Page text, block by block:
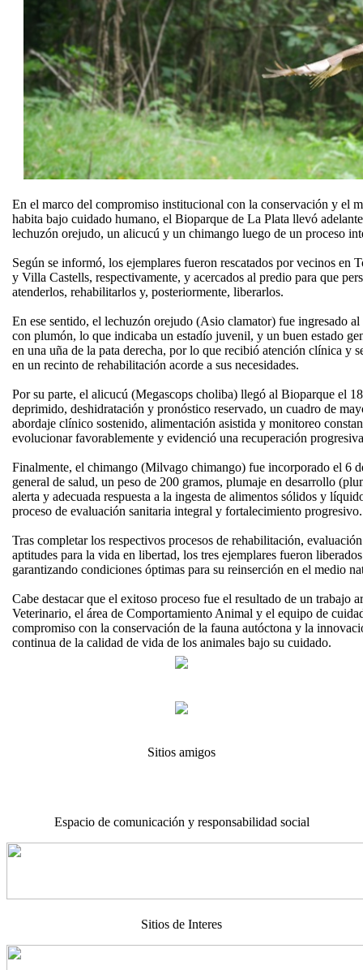
En el marco del compromiso institucional con la conservación y el
habita bajo cuidado humano, el Bioparque de La Plata llevó
lechuzón orejudo, un alicucú y un chimango luego de un proceso
Según se informó, los ejemplares fueron rescatados por vecinos en
y Villa Castells, respectivamente, y acercados al predio para que
atenderlos, rehabilitarlos y, posteriormente, liberarlos.
En ese sentido, el lechuzón orejudo (Asio clamator) fue ingresado
con plumón, lo que indicaba un estadío juvenil, y un buen estado
en una uña de la pata derecha, por lo que recibió atención clínica y
en un recinto de rehabilitación acorde a sus necesidades.
Por su parte, el alicucú (Megascops choliba) llegó al Bioparque el
deprimido, deshidratación y pronóstico reservado, un cuadro de
abordaje clínico sostenido, alimentación asistida y monitoreo
evolucionar favorablemente y evidenció una recuperación
Finalmente, el chimango (Milvago chimango) fue incorporado el 6
general de salud, un peso de 200 gramos, plumaje en desarrollo
alerta y adecuada respuesta a la ingesta de alimentos sólidos y
proceso de evaluación sanitaria integral y fortalecimiento progresivo.
Tras completar los respectivos procesos de rehabilitación,
aptitudes para la vida en libertad, los tres ejemplares fueron
garantizando condiciones óptimas para su reinserción en el medio
Cabe destacar que el exitoso proceso fue el resultado de un trabajo
Veterinario, el área de Comportamiento Animal y el equipo de
compromiso con la conservación de la fauna autóctona y la
continua de la calidad de vida de los animales bajo su cuidado.
Sitios amigos
Espacio de comunicación y responsabilidad social
Sitios de Interes